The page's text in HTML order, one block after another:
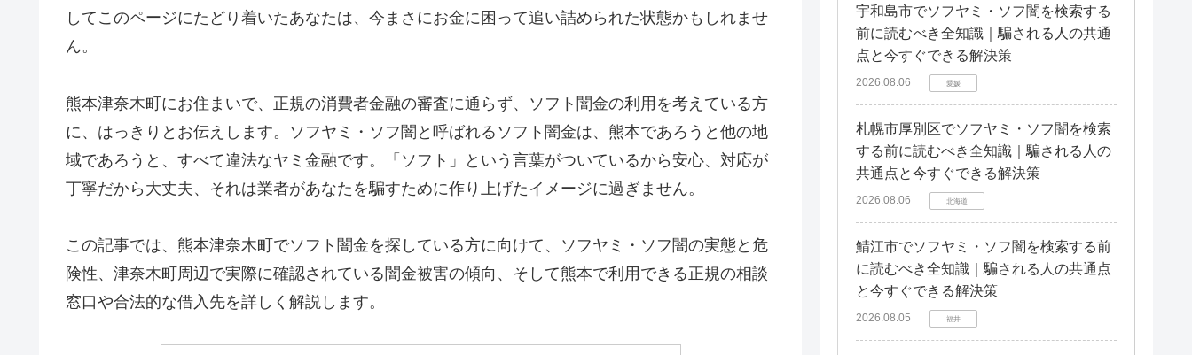
してこのページにたどり着いたあなたは、今まさにお金に困って追い詰められた状態かもしれませ
ん。
熊本津奈木町にお住まいで、正規の消費者金融の審査に通らず、ソフト闇金の利用を考えている方
に、はっきりとお伝えします。ソフヤミ・ソフ闇と呼ばれるソフト闇金は、熊本であろうと他の地
域であろうと、すべて違法なヤミ金融です。「ソフト」という言葉がついているから安心、対応が
丁寧だから大丈夫、それは業者があなたを騙すために作り上げたイメージに過ぎません。
この記事では、熊本津奈木町でソフト闇金を探している方に向けて、ソフヤミ・ソフ闇の実態と危
険性、津奈木町周辺で実際に確認されている闇金被害の傾向、そして熊本で利用できる正規の相談
窓口や合法的な借入先を詳しく解説します。
宇和島市でソフヤミ・ソフ闇を検索する
前に読むべき全知識｜騙される人の共通
点と今すぐできる解決策
2026.08.06 愛媛
札幌市厚別区でソフヤミ・ソフ闇を検索
する前に読むべき全知識｜騙される人の
共通点と今すぐできる解決策
2026.08.06 北海道
鯖江市でソフヤミ・ソフ闇を検索する前
に読むべき全知識｜騙される人の共通点
と今すぐできる解決策
2026.08.05 福井